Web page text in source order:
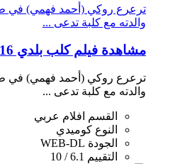
ترعرع روكي (أحمد فهمي) في
والدته مع كلبة تدعى ...
مشاهدة فيلم كلب بلدي 2016
ترعرع روكي (أحمد فهمي) في
والدته مع كلبة تدعى ...
القسم
افلام عربي
النوع كوميدي
الجودة WEB-DL
التقييم 6.1 / 10